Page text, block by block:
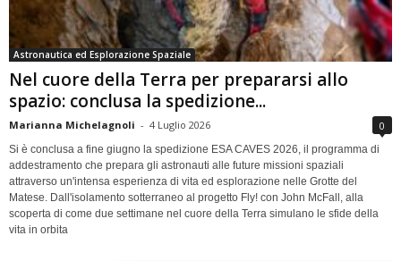
Astronautica ed Esplorazione Spaziale
Nel cuore della Terra per prepararsi allo
spazio: conclusa la spedizione...
Marianna Michelagnoli - 4 Luglio 2026 0
Si è conclusa a fine giugno la spedizione ESA CAVES 2026, il programma di
addestramento che prepara gli astronauti alle future missioni spaziali
attraverso un'intensa esperienza di vita ed esplorazione nelle Grotte del
Matese. Dall'isolamento sotterraneo al progetto Fly! con John McFall, alla
scoperta di come due settimane nel cuore della Terra simulano le sfide della
vita in orbita